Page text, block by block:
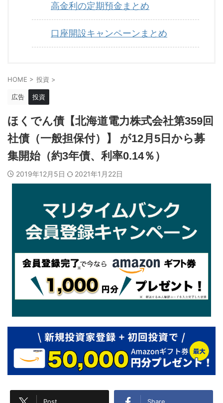
高金利の定期預金まとめ
口座開設キャンペーンまとめ
HOME > 投資 >
広告 投資
ほくでん債【北海道電力株式会社第359回
社債（一般担保付）】 が12月5日から募
集開始（約3年債、利率0.14％）
2019年12月5日 2021年1月22日